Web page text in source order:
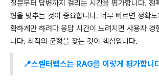
질문부터 답변까지 걸리는 시간을 평가합니다. 정
형을 맞추는 것이 중요합니다. 너무 빠르면 정확
확하게만 하려다 응답 시간이 느려지면 사용자 경
니다. 최적의 균형을 찾는 것이 핵심입니다.
📍스켈터랩스는 RAG를 이렇게 평가합니